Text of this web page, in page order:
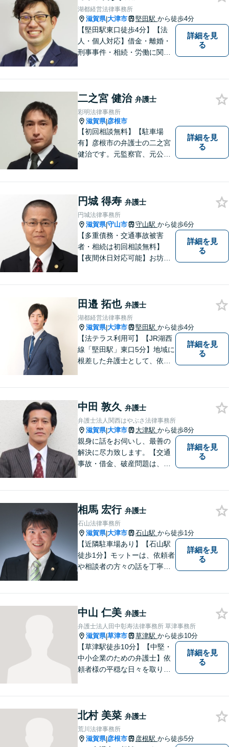
どうぞ当事務所にご相談くだ
さい。
湖都経営法律事務所
滋賀県|大津市 堅田駅 から徒歩4分
【堅田駅東口徒歩4分】【法
人・個人対応】借金・離婚・
刑事事件・相続・労働に関す
お話をお聞かせください。
【無料駐車場あり】
詳細を見
る
二之宮 健治 弁護士
彩明法律事務所
滋賀県|彦根市
【初回相談無料】【駐車場
有】彦根市の弁護士の二之宮
健治です。元監察官、元公務
詳細を見
る
円城 得寿 弁護士
円城法律事務所
滋賀県|守山市 守山駅 から徒歩6分
【多重債務・交通事故被害
者・相続は初回相談無料】
【夜間休日対応可能】お坊さ
の目線で敷居が低い弁護士と
して、親身にあなたの立場に
立って、ご相談に対応いたし
ます。
詳細を見
る
田邉 拓也 弁護士
湖都経営法律事務所
滋賀県|大津市 堅田駅 から徒歩4分
【法テラス利用可】【JR湖西
線「堅田駅」東口5分】地域に
根差した弁護士として、依頼
ます。弁護士に依頼するのは
敷居が高いとお考えの方も、
まずは一度ご相談ください。
詳細を見
る
中田 敦久 弁護士
弁護士法人関西はやぶさ法律事務所
滋賀県|大津市 大津駅 から徒歩8分
親身に話をお伺いし、最善の
解決に尽力致します。【交通
事故・借金、破産問題は、初
あり】
詳細を見
る
相馬 宏行 弁護士
石山法律事務所
滋賀県|大津市 石山駅 から徒歩1分
【近隣駐車場あり】【石山駅
徒歩1分】モットーは、依頼者
や相談者の方々の話を丁寧に
にまずは遠慮なくご相談くだ
さい。
詳細を見
る
中山 仁美 弁護士
弁護士法人田中彰寿法律事務所 草津事務所
滋賀県|草津市 草津駅 から徒歩10分
【草津駅徒歩10分】【中堅・
中小企業のための弁護士】依
頼者様の平穏な日々を取り戻
て、スピード感のあるシーム
レスな対応を実現します。
詳細を見
る
北村 美菜 弁護士
荒川法律事務所
滋賀県|彦根市 彦根駅 から徒歩5分